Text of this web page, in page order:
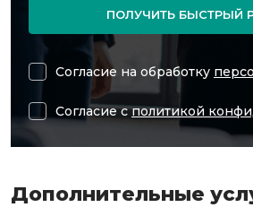
ПОЛУЧИТЬ БЫСТРЫЙ
Согласие на обработку
Согласие сполитикой
Дополнительные